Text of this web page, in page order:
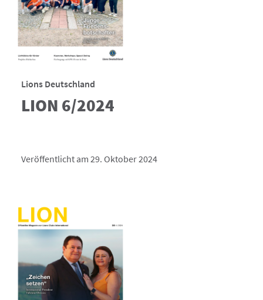
Lions Deutschland
LION 6/2024
Veröffentlicht am 29. Oktober 2024